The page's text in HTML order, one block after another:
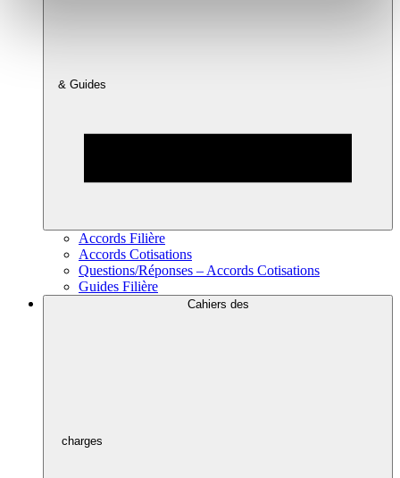
& Guides
Accords Filière
Accords Cotisations
Questions/Réponses – Accords Cotisations
Guides Filière
Cahiers des
charges